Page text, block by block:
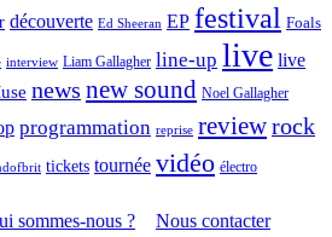
découverte Ed Sheeran EP festival Foals
interview Liam Gallagher line-up live live
news new sound Noel Gallagher
programmation reprise reviewrock
tickets tournée vidéo électro
sommes-nous ? Nous contacter